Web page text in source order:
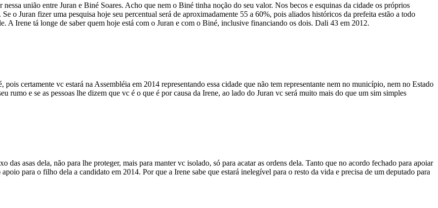
união entre Juran e Biné Soares. Acho que nem o Biné tinha noção do seu valor. Nos becos e esquinas da cidade os próprios
o Juran fizer uma pesquisa hoje seu percentual será de aproximadamente 55 a 60%, pois aliados históricos da prefeita estão a todo
A Irene tá longe de saber quem hoje está com o Juran e com o Biné, inclusive financiando os dois. Dali 43 em 2012.
pois certamente vc estará na Assembléia em 2014 representando essa cidade que não tem representante nem no município, nem no Estado
rumo e se as pessoas lhe dizem que vc é o que é por causa da Irene, ao lado do Juran vc será muito mais do que um sim simples
das asas dela, não para lhe proteger, mais para manter vc isolado, só para acatar as ordens dela. Tanto que no acordo fechado para apoiar
para o filho dela a candidato em 2014. Por que a Irene sabe que estará inelegível para o resto da vida e precisa de um deputado para